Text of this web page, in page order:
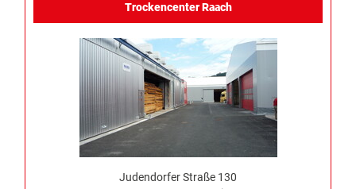
Trockencenter Raach
Judendorfer Straße 130